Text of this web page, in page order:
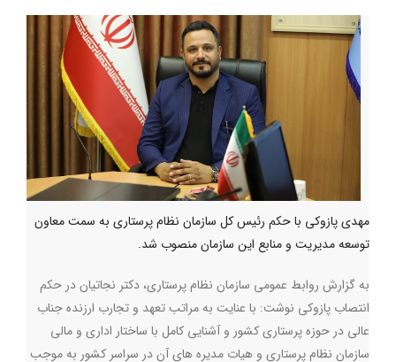
مهدی پازوکی با حکم رئیس کل سازمان نظام پرستاری به سمت معاون
توسعه مدیریت و منابع این سازمان منصوب شد.
به گزارش روابط عمومی سازمان نظام پرستاری، دکتر نجاتیان در حکم
انتصاب پازوکی نوشت: با عنایت به مراتب تعهد و تجارب ارزنده جناب
عالی در حوزه پرستاری کشور و آشنایی کامل با ساختار اداری و مالی
سازمان نظام پرستاری و هیات مدیره های آن در سراسر کشور به موجب